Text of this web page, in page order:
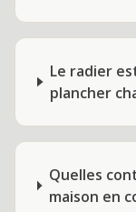
Le radier
plancher
Quelles
maison en